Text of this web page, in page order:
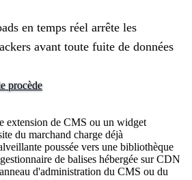
en temps réel arrête les
avant toute fuite de données
procède
extension de CMS ou un widget
du marchand charge déjà
poussée vers une bibliothèque
de balises hébergée sur CDN
d'administration du CMS ou du